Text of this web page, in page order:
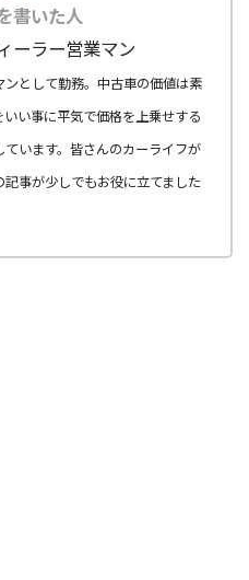
書いた人
ーラー営業マン
として勤務。中古車の価値は素
い事に平気で価格を上乗せする
います。皆さんのカーライフが
事が少しでもお役に立てました